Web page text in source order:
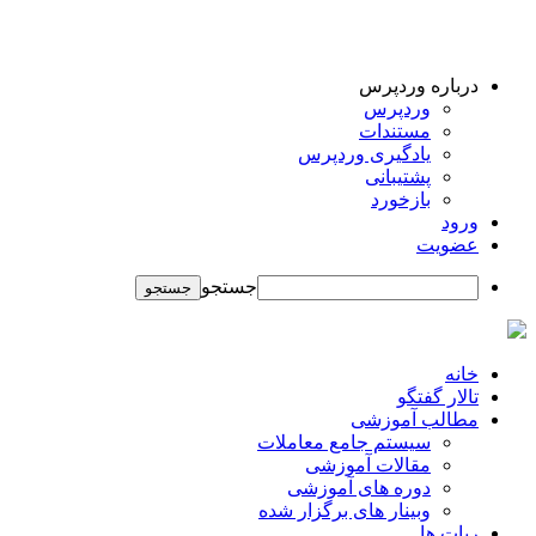
درباره وردپرس
وردپرس
مستندات
یادگیری وردپرس
پشتیبانی
بازخورد
ورود
عضویت
جستجو
خانه
تالار گفتگو
مطالب آموزشی
سیستم جامع معاملات
مقالات آموزشی
دوره های آموزشی
وبینار های برگزار شده